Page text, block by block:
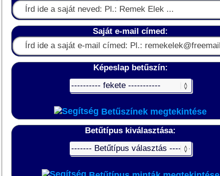
Saját e-mail címed:
Képeslap betűszín:
Betűszínek megtekintése
Betűtípus kiválasztása: